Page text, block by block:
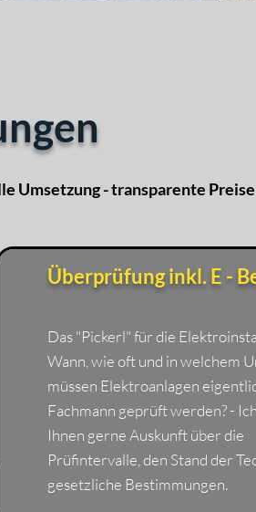
Umsetzung - transparente Preise
Überprüfung inkl. E -
Das "Pickerl" für die
Wann, wie oft und in welchem
müssen Elektroanlagen
Fachmann geprüft werden? -
Ihnen gerne Auskunft über die
Prüfintervalle, den Stand der
gesetzliche Bestimmungen.